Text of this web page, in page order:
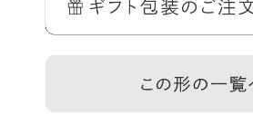
＞納期についてのご案内